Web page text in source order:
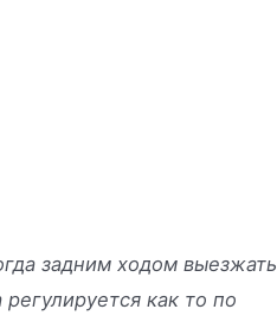
задним ходом выезжать
как то по